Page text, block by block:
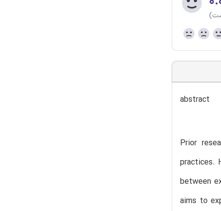
abstract
Prior
practices.
between
aims to